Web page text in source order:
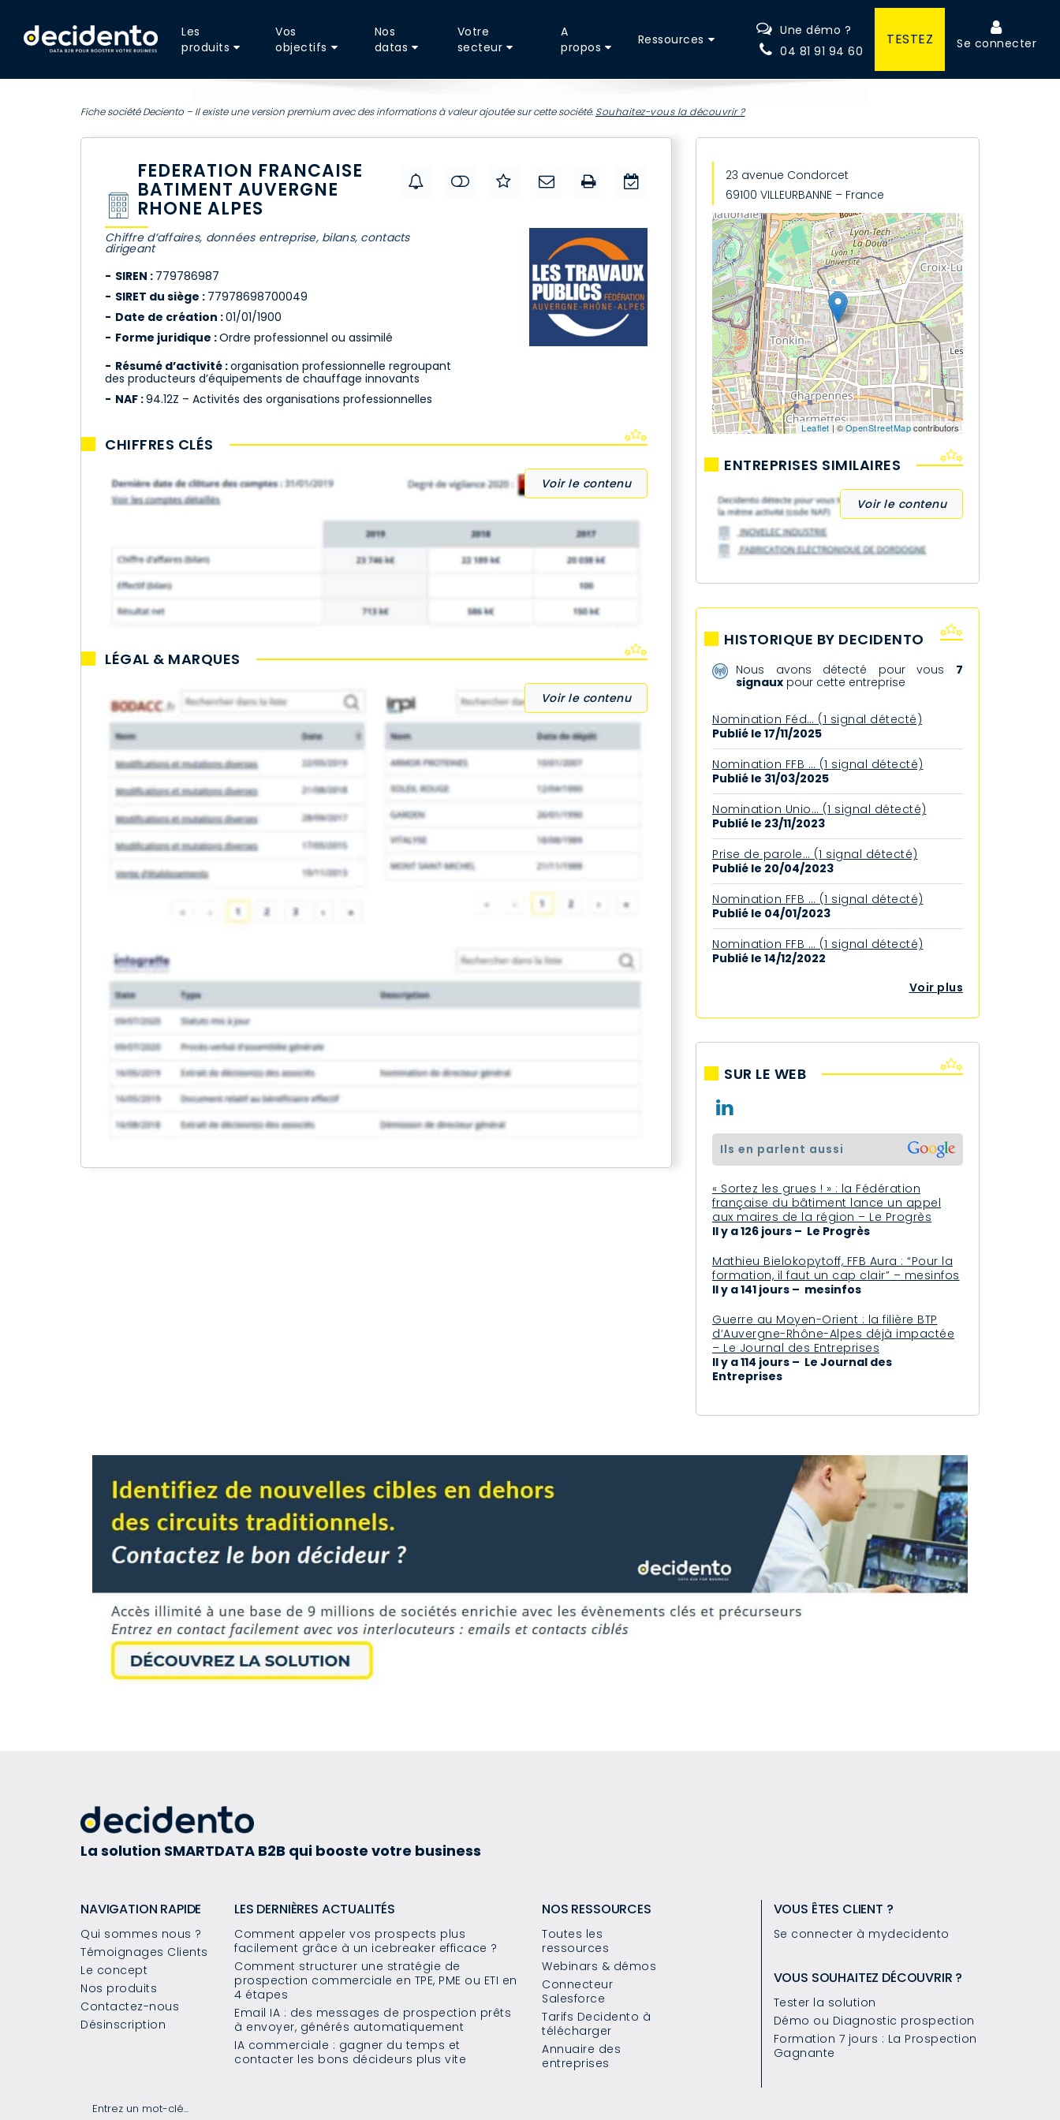
Les
produits
Vos
objectifs
Nos
datas
Votre
secteur
A
propos
Ressources
Une démo ?
04 81 91 94 60
TESTEZ Se connecter
Fiche société Deciento – Il existe une version premium avec des informations à valeur ajoutée sur cette société. Souhaitez-vous la découvrir ?
FEDERATION FRANCAISE
BATIMENT AUVERGNE
RHONE ALPES
Chiffre d’affaires, données entreprise, bilans, contacts
dirigeant
SIREN : 779786987
SIRET du siège : 77978698700049
Date de création :01/01/1900
Forme juridique :Ordre professionnel ou assimilé
Résumé d’activité :organisation professionnelle regroupant
des producteurs d’équipements de chauffage innovants
NAF :94.12Z – Activités des organisations professionnelles
CHIFFRES CLÉS
Voir le contenu
LÉGAL & MARQUES
Voir le contenu
23 avenue Condorcet
69100 VILLEURBANNE – France
Leaflet | ©OpenStreetMapcontributors
ENTREPRISES SIMILAIRES
Voir le contenu
HISTORIQUE BY DECIDENTO
Nous avons détecté pour vous 7
signaux pour cette entreprise
Nomination Féd… (1 signal détecté)
Publié le 17/11/2025
Nomination FFB … (1 signal détecté)
Publié le 31/03/2025
Nomination Unio… (1 signal détecté)
Publié le 23/11/2023
Prise de parole… (1 signal détecté)
Publié le 20/04/2023
Nomination FFB … (1 signal détecté)
Publié le 04/01/2023
Nomination FFB … (1 signal détecté)
Publié le 14/12/2022
Voir plus
SUR LE WEB
ils en parlent aussi
« Sortez les grues ! » : la Fédération
française du bâtiment lance un appel
aux maires de la région – Le Progrès
Il y a 126 jours – Le Progrès
Mathieu Bielokopytoff, FFB Aura : “Pour la
formation, il faut un cap clair” – mesinfos
Il y a 141 jours – mesinfos
Guerre au Moyen-Orient : la filière BTP
d’Auvergne-Rhône-Alpes déjà impactée
– Le Journal des Entreprises
Il y a 114 jours – Le Journal des
Entreprises
La solution SMARTDATA B2B qui booste votre business
NAVIGATION RAPIDE
Qui sommes nous ?
Témoignages Clients
Le concept
Nos produits
Contactez-nous
Désinscription
LES DERNIÈRES ACTUALITÉS
Comment appeler vos prospects plus
facilement grâce à un icebreaker efficace ?
Comment structurer une stratégie de
prospection commerciale en TPE, PME ou ETI en
4 étapes
Email IA : des messages de prospection prêts
à envoyer, générés automatiquement
IA commerciale : gagner du temps et
contacter les bons décideurs plus vite
NOS RESSOURCES
Toutes les
ressources
Webinars & démos
Connecteur
Salesforce
Tarifs Decidento à
télécharger
Annuaire des
entreprises
VOUS ÊTES CLIENT ?
Se connecter à mydecidento
VOUS SOUHAITEZ DÉCOUVRIR ?
Tester la solution
Démo ou Diagnostic prospection
Formation 7 jours : La Prospection
Gagnante